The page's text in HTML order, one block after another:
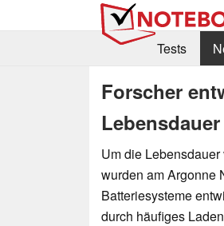
Tests
Forscher
Um die
wurden am Argonne
Batteriesysteme
durch häufiges